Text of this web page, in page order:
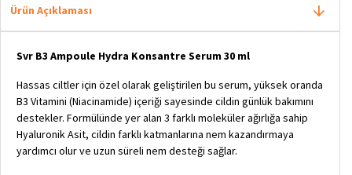
Ürün Açıklaması
Svr B3 Ampoule Hydra Konsantre Serum 30 ml
Hassas ciltler için özel olarak geliştirilen bu serum, yüksek oranda
B3 Vitamini (Niacinamide) içeriği sayesinde cildin günlük bakımını
destekler. Formülünde yer alan 3 farklı moleküler ağırlığa sahip
Hyaluronik Asit, cildin farklı katmanlarına nem kazandırmaya
yardımcı olur ve uzun süreli nem desteği sağlar.